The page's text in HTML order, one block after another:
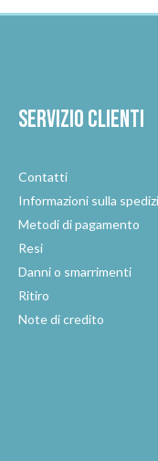
Servizio clienti
Contatti
Informazioni sulla
Metodi di pagamento
Resi
Danni o smarrimenti
Ritiro
Note di credito